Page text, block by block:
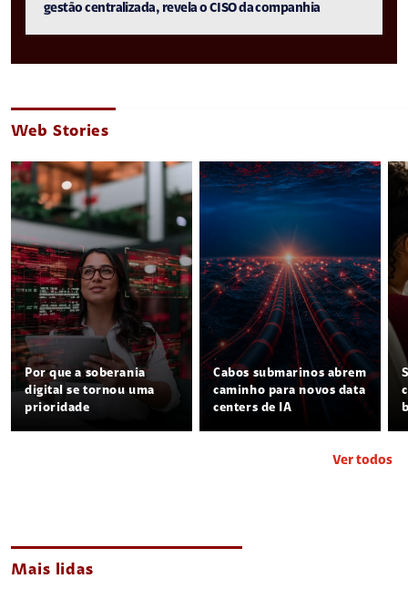
gestão centralizada, revela o CISO da companhia
Web Stories
Por que a soberania
digital se tornou uma
prioridade
Cabos submarinos abrem
caminho para novos data
centers de IA
Ver todos
Mais lidas